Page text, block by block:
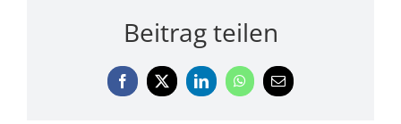
Beitrag teilen
Facebook
X LinkedInWhatsApp
E-